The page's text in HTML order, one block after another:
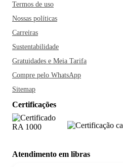
Termos de uso
Nossas políticas
Carreiras
Sustentabilidade
Gratuidades e Meia Tarifa
Compre pelo WhatsApp
Sitemap
Certificações
Atendimento em libras